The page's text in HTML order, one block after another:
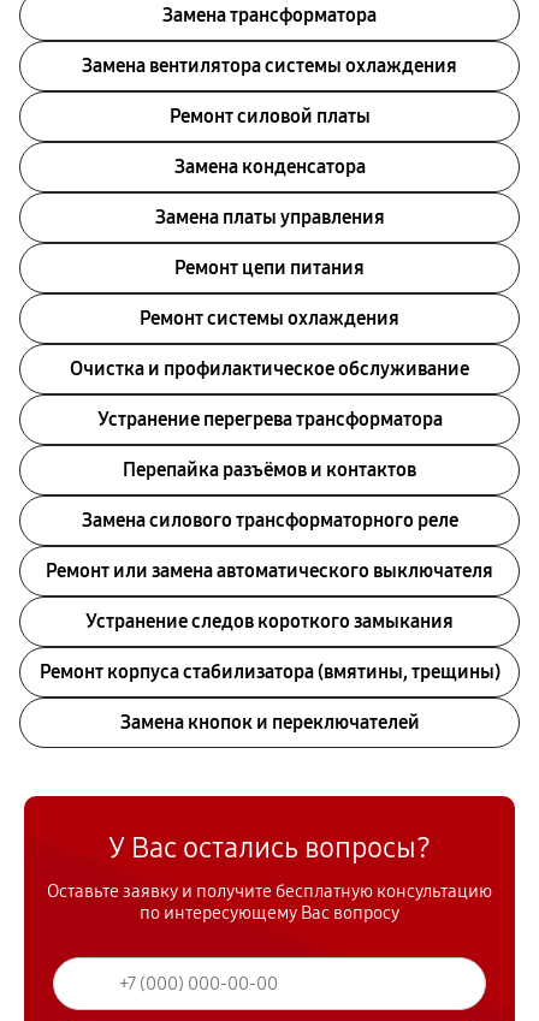
Замена трансформатора
Замена вентилятора системы охлаждения
Ремонт силовой платы
Замена конденсатора
Замена платы управления
Ремонт цепи питания
Ремонт системы охлаждения
Очистка и профилактическое обслуживание
Устранение перегрева трансформатора
Перепайка разъёмов и контактов
Замена силового трансформаторного реле
Ремонт или замена автоматического выключателя
Устранение следов короткого замыкания
Ремонт корпуса стабилизатора (вмятины, трещины)
Замена кнопок и переключателей
У Вас остались вопросы?
Оставьте заявку и получите бесплатную консультацию
по интересующему Вас вопросу